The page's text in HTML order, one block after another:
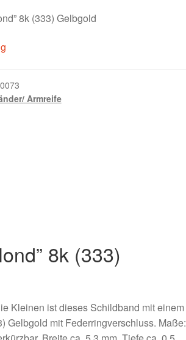
8k (333) Gelbgold
Armreife
8k (333)
Kleinen ist dieses Schildband mit einem
Gelbgold mit Federringverschluss. Maße: